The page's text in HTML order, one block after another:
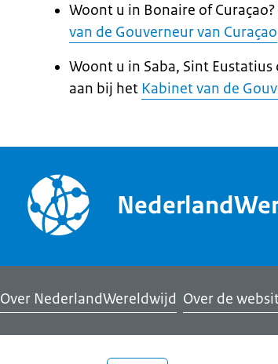
Woont u in Bonaire of
van de Gouverneur van Curaçao
Woont u in Saba, Sint
aan bij het Kabinet van de
Over NederlandWereldwijd Over de